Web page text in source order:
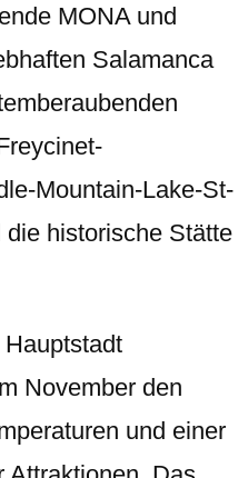
MONA und
Salamanca
Mountain-Lake-St-
historische Stätte
November den
und einer